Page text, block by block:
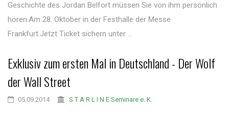
Geschichte des Jordan Belfort müssen Sie von ihm persönlich
hören.Am 28. Oktober in der Festhalle der Messe
Frankfurt.Jetzt Ticket sichern unter ...
Exklusiv zum ersten Mal in Deutschland - Der Wolf
der Wall Street
05.09.2014 S T A R L I N E Seminare e. K.